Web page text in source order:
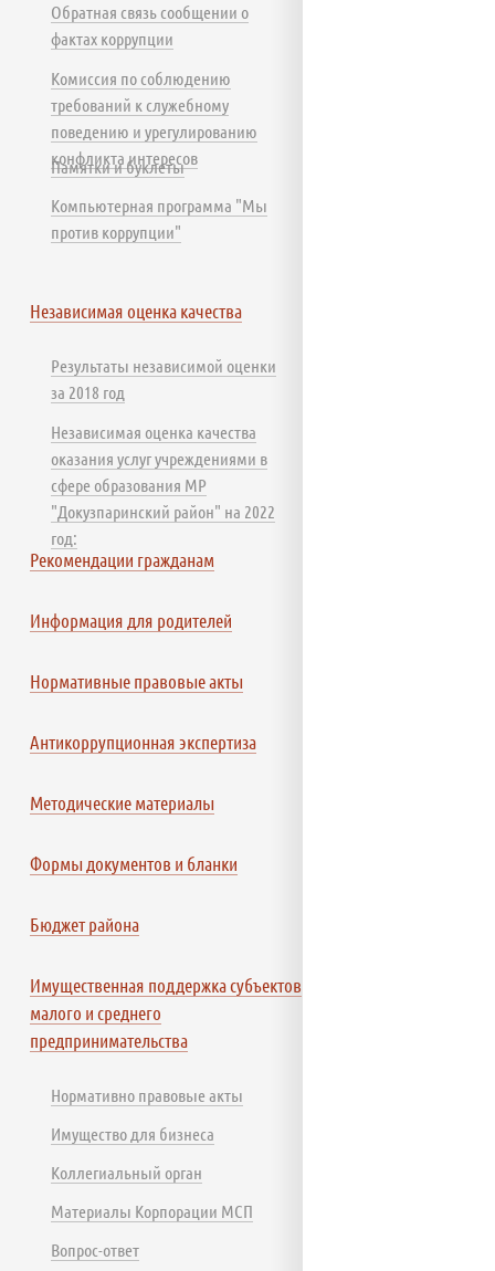
Обратная связь сообщении о
фактах коррупции
Комиссия по соблюдению
требований к служебному
поведению и урегулированию
конфликта интересов
Памятки и буклеты
Компьютерная программа "Мы
против коррупции"
Независимая оценка качества
Результаты независимой оценки
за 2018 год
Независимая оценка качества
оказания услуг учреждениями в
сфере образования МР
"Докузпаринский район" на 2022
год:
Рекомендации гражданам
Информация для родителей
Нормативные правовые акты
Антикоррупционная экспертиза
Методические материалы
Формы документов и бланки
Бюджет района
Имущественная поддержка субъектов
малого и среднего
предпринимательства
Нормативно правовые акты
Имущество для бизнеса
Коллегиальный орган
Материалы Корпорации МСП
Вопрос-ответ